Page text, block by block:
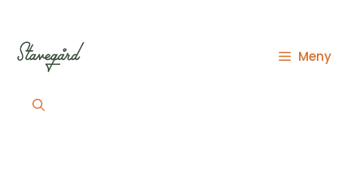
innehåll
Meny